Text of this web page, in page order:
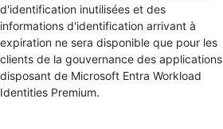
d'identification inutilisées et des
informations d'identification arrivant à
expiration ne sera disponible que pour les
clients de la gouvernance des applications
disposant de Microsoft Entra Workload
Identities Premium.